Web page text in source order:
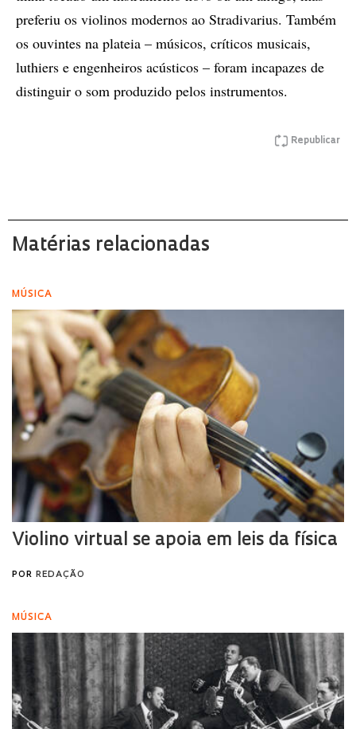
preferiu os violinos modernos ao Stradivarius. Também
os ouvintes na plateia – músicos, críticos musicais,
luthiers e engenheiros acústicos – foram incapazes de
distinguir o som produzido pelos instrumentos.
Republicar